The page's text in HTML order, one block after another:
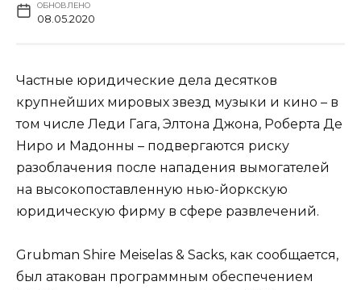
ОБНОВЛЕНО
08.05.2020
Частные юридические дела десятков
крупнейших мировых звезд музыки и кино – в
том числе Леди Гага, Элтона Джона, Роберта Де
Ниро и Мадонны – подвергаются риску
разоблачения после нападения вымогателей
на высокопоставленную нью-йоркскую
юридическую фирму в сфере развлечений.
Grubman Shire Meiselas & Sacks, как сообщается,
был атакован программным обеспечением